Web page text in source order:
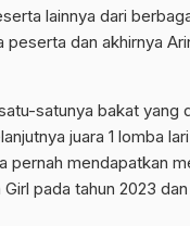
lainnya dari
dan akhirnya
satunya bakat yang
juara 1 lomba
pernah mendapatkan
pada tahun 2023